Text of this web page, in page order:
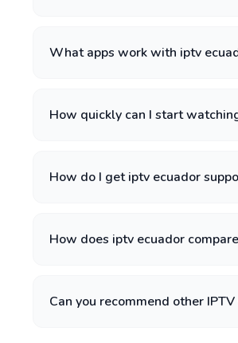
What apps work with iptv
How quickly can I start
How do I get iptv ecuador
How does iptv ecuador
Can you recommend other